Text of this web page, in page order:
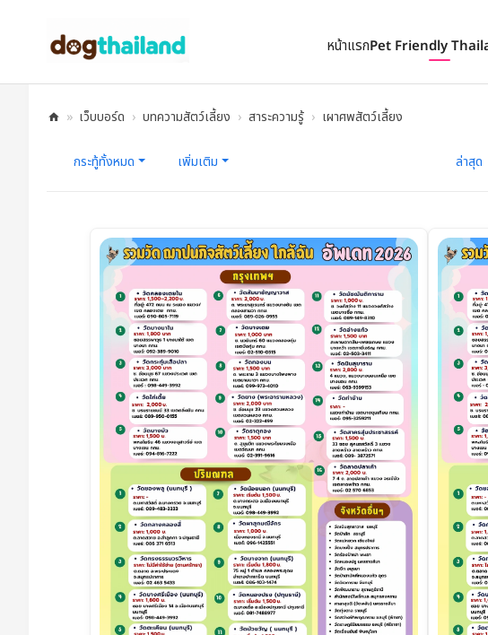
หน้าแรกPet Friendly
» เว็บบอร์ด › บทความสัตว์เลี้ยง › สาระความรู้ › เผาศพสัตว์เลี้ยง
กระทู้ทั้งหมด เพิ่มเติม ล่าสุด